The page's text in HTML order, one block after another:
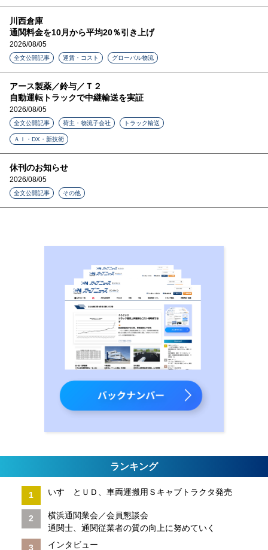
川西倉庫
通関料金を10月から平均20％引き上げ
2026/08/05
全文公開記事 運賃・コスト グローバル物流
アース製薬／鈴与／Ｔ２
自動運転トラックで中継輸送を実証
2026/08/05
全文公開記事 荷主・物流子会社 トラック輸送
ＡＩ・DX・新技術
休刊のお知らせ
2026/08/05
全文公開記事 その他
ランキング
いすゞとＵＤ、車両運搬用Ｓキャブトラクタ発売
横浜通関業会／会員懇談会
通関士、通関従業者の質の向上に努めていく
インタビュー